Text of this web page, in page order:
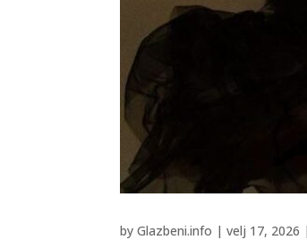
byGlazbeni.info |velj 17, 2026 |